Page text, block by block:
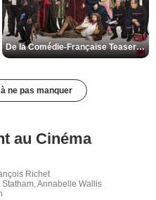
De la Comédie-Française Teaser VF
ne pas manquer
au Cinéma
Richet
Annabelle Wallis